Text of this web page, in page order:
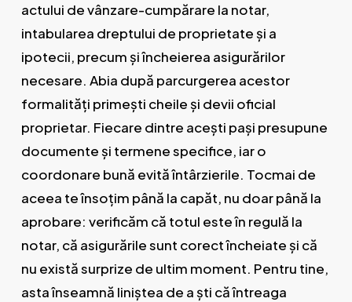
actului de vânzare-cumpărare la notar,
intabularea dreptului de proprietate și a
ipotecii, precum și încheierea asigurărilor
necesare. Abia după parcurgerea acestor
formalități primești cheile și devii oficial
proprietar. Fiecare dintre acești pași presupune
documente și termene specifice, iar o
coordonare bună evită întârzierile. Tocmai de
aceea te însoțim până la capăt, nu doar până la
aprobare: verificăm că totul este în regulă la
notar, că asigurările sunt corect încheiate și că
nu există surprize de ultim moment. Pentru tine,
asta înseamnă liniștea de a ști că întreaga